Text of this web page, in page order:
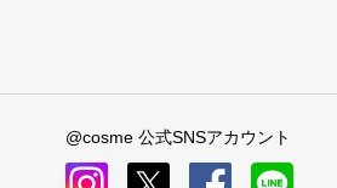
@cosme 公式SNSアカウント